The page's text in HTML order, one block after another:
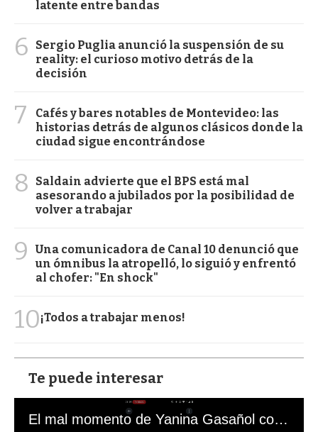
latente entre bandas
6
Sergio Puglia anunció la suspensión de su
reality: el curioso motivo detrás de la
decisión
7
Cafés y bares notables de Montevideo: las
historias detrás de algunos clásicos donde la
ciudad sigue encontrándose
8
Saldain advierte que el BPS está mal
asesorando a jubilados por la posibilidad de
volver a trabajar
9
Una comunicadora de Canal 10 denunció que
un ómnibus la atropelló, lo siguió y enfrentó
al chofer: "En shock"
10¡Todos a trabajar menos!
Te puede interesar
El mal momento de Yanina Gasañol con un hincha argentino en "Subrayado"